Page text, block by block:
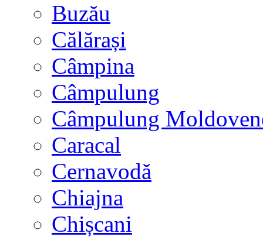
Buzău
Călărași
Câmpina
Câmpulung
Câmpulung
Caracal
Cernavodă
Chiajna
Chișcani